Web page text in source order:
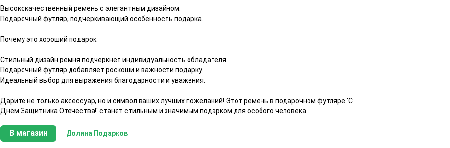
Высококачественный ремень с элегантным дизайном.
Подарочный футляр, подчеркивающий особенность подарка.
Почему это хороший подарок:
Стильный дизайн ремня подчеркнет индивидуальность обладателя.
Подарочный футляр добавляет роскоши и важности подарку.
Идеальный выбор для выражения благодарности и уважения.
Дарите не только аксессуар, но и символ ваших лучших пожеланий! Этот ремень в подарочном футляре 'С
Днём Защитника Отечества!' станет стильным и значимым подарком для особого человека.
В магазин Долина Подарков